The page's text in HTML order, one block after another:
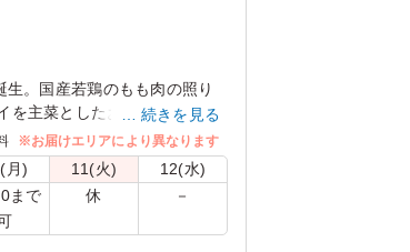
生。国産若鶏のもも肉の照り
を主菜としたお弁当です。お
弁当です。
続きを見る
※お届けエリアにより異なります
月) 11(火) 12(水)
まで
休 －